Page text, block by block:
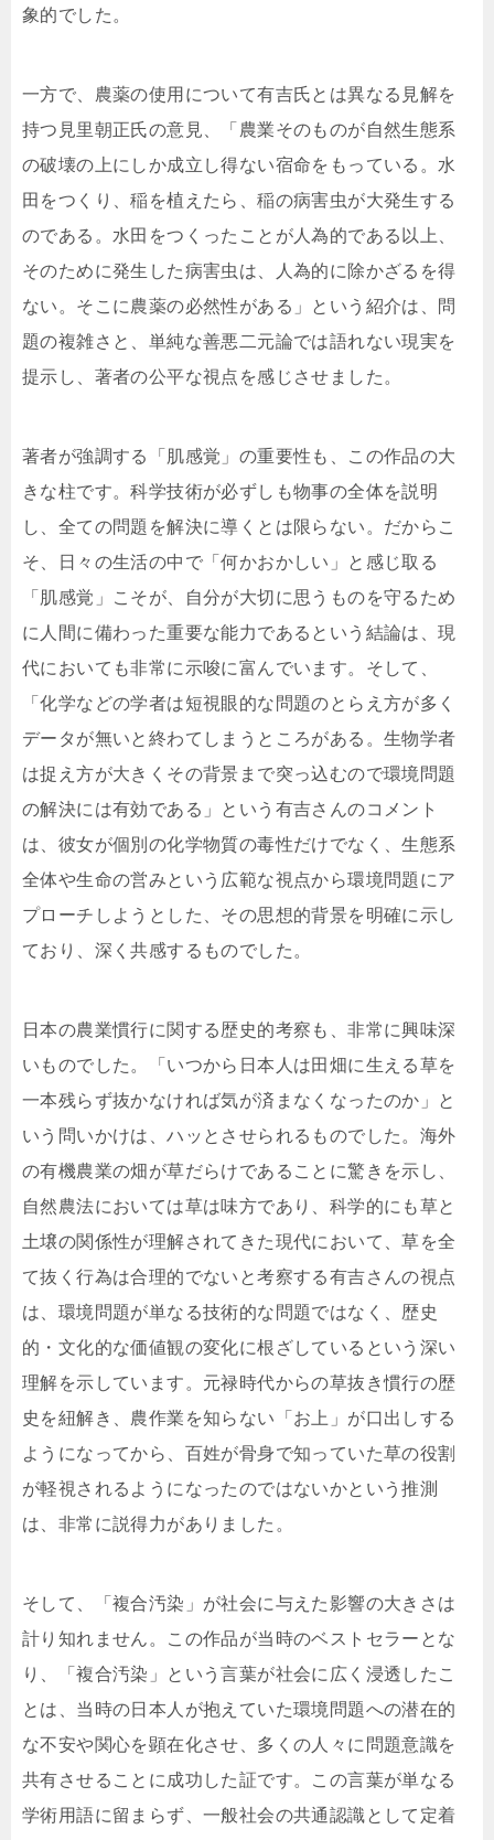
象的でした。
一方で、農薬の使用について有吉氏とは異なる見解を
持つ見里朝正氏の意見、「農業そのものが自然生態系
の破壊の上にしか成立し得ない宿命をもっている。水
田をつくり、稲を植えたら、稲の病害虫が大発生する
のである。水田をつくったことが人為的である以上、
そのために発生した病害虫は、人為的に除かざるを得
ない。そこに農薬の必然性がある」という紹介は、問
題の複雑さと、単純な善悪二元論では語れない現実を
提示し、著者の公平な視点を感じさせました。
著者が強調する「肌感覚」の重要性も、この作品の大
きな柱です。科学技術が必ずしも物事の全体を説明
し、全ての問題を解決に導くとは限らない。だからこ
そ、日々の生活の中で「何かおかしい」と感じ取る
「肌感覚」こそが、自分が大切に思うものを守るため
に人間に備わった重要な能力であるという結論は、現
代においても非常に示唆に富んでいます。そして、
「化学などの学者は短視眼的な問題のとらえ方が多く
データが無いと終わてしまうところがある。生物学者
は捉え方が大きくその背景まで突っ込むので環境問題
の解決には有効である」という有吉さんのコメント
は、彼女が個別の化学物質の毒性だけでなく、生態系
全体や生命の営みという広範な視点から環境問題にア
プローチしようとした、その思想的背景を明確に示し
ており、深く共感するものでした。
日本の農業慣行に関する歴史的考察も、非常に興味深
いものでした。「いつから日本人は田畑に生える草を
一本残らず抜かなければ気が済まなくなったのか」と
いう問いかけは、ハッとさせられるものでした。海外
の有機農業の畑が草だらけであることに驚きを示し、
自然農法においては草は味方であり、科学的にも草と
土壌の関係性が理解されてきた現代において、草を全
て抜く行為は合理的でないと考察する有吉さんの視点
は、環境問題が単なる技術的な問題ではなく、歴史
的・文化的な価値観の変化に根ざしているという深い
理解を示しています。元禄時代からの草抜き慣行の歴
史を紐解き、農作業を知らない「お上」が口出しする
ようになってから、百姓が骨身で知っていた草の役割
が軽視されるようになったのではないかという推測
は、非常に説得力がありました。
そして、「複合汚染」が社会に与えた影響の大きさは
計り知れません。この作品が当時のベストセラーとな
り、「複合汚染」という言葉が社会に広く浸透したこ
とは、当時の日本人が抱えていた環境問題への潜在的
な不安や関心を顕在化させ、多くの人々に問題意識を
共有させることに成功した証です。この言葉が単なる
学術用語に留まらず、一般社会の共通認識として定着